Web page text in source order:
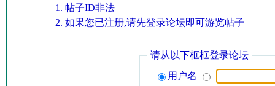
帖子ID非法
如果您已注册,请先登录论坛即可游览帖子
请从以下框框登录论坛
用户名